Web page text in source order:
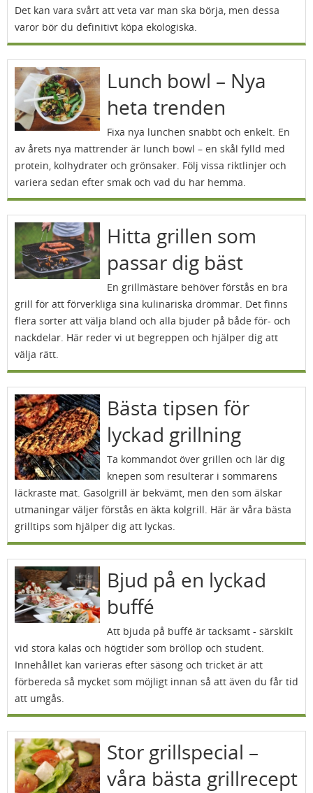
Det kan vara svårt att veta var man ska börja, men dessa
varor bör du definitivt köpa ekologiska.
Lunch bowl – Nya
heta trenden
Fixa nya lunchen snabbt och enkelt. En
av årets nya mattrender är lunch bowl – en skål fylld med
protein, kolhydrater och grönsaker. Följ vissa riktlinjer och
variera sedan efter smak och vad du har hemma.
Hitta grillen som
passar dig bäst
En grillmästare behöver förstås en bra
grill för att förverkliga sina kulinariska drömmar. Det finns
flera sorter att välja bland och alla bjuder på både för- och
nackdelar. Här reder vi ut begreppen och hjälper dig att
välja rätt.
Bästa tipsen för
lyckad grillning
Ta kommandot över grillen och lär dig
knepen som resulterar i sommarens
läckraste mat. Gasolgrill är bekvämt, men den som älskar
utmaningar väljer förstås en äkta kolgrill. Här är våra bästa
grilltips som hjälper dig att lyckas.
Bjud på en lyckad
buffé
Att bjuda på buffé är tacksamt - särskilt
vid stora kalas och högtider som bröllop och student.
Innehållet kan varieras efter säsong och tricket är att
förbereda så mycket som möjligt innan så att även du får tid
att umgås.
Stor grillspecial –
våra bästa grillrecept